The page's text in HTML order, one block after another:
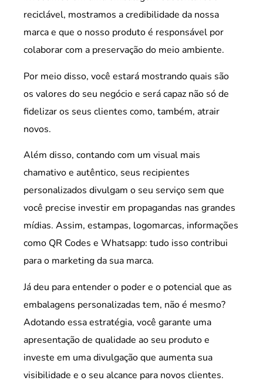
reciclável, mostramos a credibilidade da nossa
marca e que o nosso produto é responsável por
colaborar com a preservação do meio ambiente.
Por meio disso, você estará mostrando quais são
os valores do seu negócio e será capaz não só de
fidelizar os seus clientes como, também, atrair
novos.
Além disso, contando com um visual mais
chamativo e autêntico, seus recipientes
personalizados divulgam o seu serviço sem que
você precise investir em propagandas nas grandes
mídias. Assim, estampas, logomarcas, informações
como QR Codes e Whatsapp: tudo isso contribui
para o marketing da sua marca.
Já deu para entender o poder e o potencial que as
embalagens personalizadas tem, não é mesmo?
Adotando essa estratégia, você garante uma
apresentação de qualidade ao seu produto e
investe em uma divulgação que aumenta sua
visibilidade e o seu alcance para novos clientes.